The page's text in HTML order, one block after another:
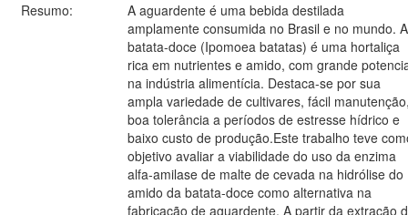
Resumo:
A aguardente é uma bebida destilada
amplamente consumida no Brasil e no mundo. A
batata-doce (Ipomoea batatas) é uma hortaliça
rica em nutrientes e amido, com grande
na indústria alimentícia. Destaca-se por sua
ampla variedade de cultivares, fácil
boa tolerância a períodos de estresse hídrico e
baixo custo de produção.Este trabalho teve
objetivo avaliar a viabilidade do uso da enzima
alfa-amilase de malte de cevada na hidrólise do
amido da batata-doce como alternativa na
fabricação de aguardente. A partir da extração